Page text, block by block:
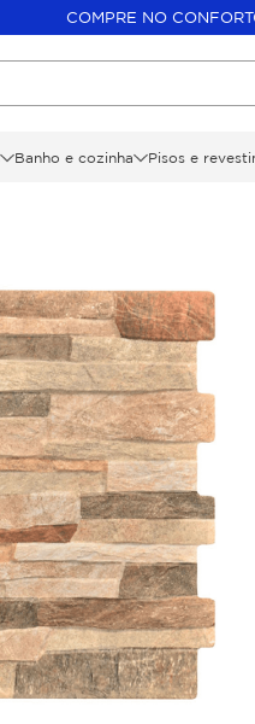
COMPRE NO
Banho e cozinha Pisos e